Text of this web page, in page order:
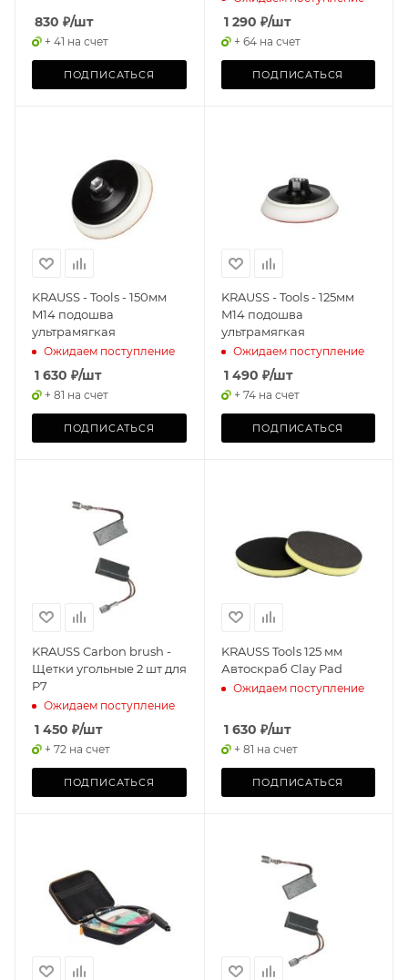
830 ₽/шт
+ 41 на счет
ПОДПИСАТЬСЯ
1 290 ₽/шт
+ 64 на счет
ПОДПИСАТЬСЯ
KRAUSS - Tools - 150мм
M14 подошва
ультрамягкая
Ожидаем поступление
1 630 ₽/шт
+ 81 на счет
ПОДПИСАТЬСЯ
KRAUSS - Tools - 125мм
M14 подошва
ультрамягкая
Ожидаем поступление
1 490 ₽/шт
+ 74 на счет
ПОДПИСАТЬСЯ
KRAUSS Carbon brush -
Щетки угольные 2 шт для
P7
Ожидаем поступление
1 450 ₽/шт
+ 72 на счет
ПОДПИСАТЬСЯ
KRAUSS Tools 125 мм
Автоскраб Clay Pad
Ожидаем поступление
1 630 ₽/шт
+ 81 на счет
ПОДПИСАТЬСЯ